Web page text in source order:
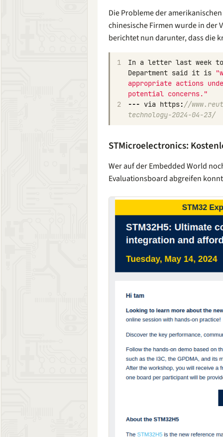
Die Probleme der
chinesische Firmen wurde in der
berichtet nun darunter, dass die
1 In a letter last week to
Department said it is
appropriate actions
potential concerns."
2
--- via https://
technology-2024-04-23/
STMicroelectronics:
Wer auf der Embedded World
Evaluationsboard abgreifen